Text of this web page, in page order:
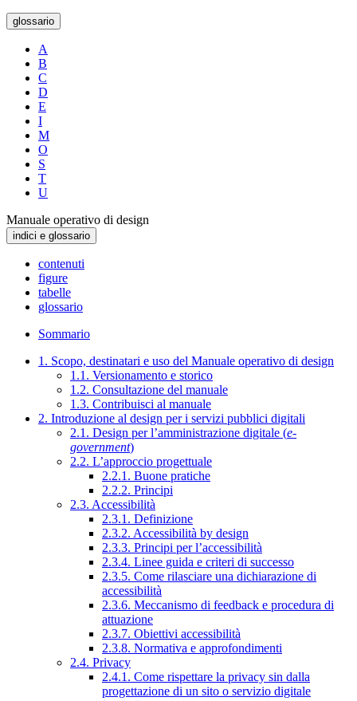
glossario
A
B
C
D
E
I
M
O
S
T
U
Manuale operativo di design
indici e glossario
contenuti
figure
tabelle
glossario
Sommario
1. Scopo, destinatari e uso del Manuale operativo di design
1.1. Versionamento e storico
1.2. Consultazione del manuale
1.3. Contribuisci al manuale
2. Introduzione al design per i servizi pubblici digitali
2.1. Design per l’amministrazione digitale (e-
government)
2.2. L’approccio progettuale
2.2.1. Buone pratiche
2.2.2. Principi
2.3. Accessibilità
2.3.1. Definizione
2.3.2. Accessibilità by design
2.3.3. Principi per l’accessibilità
2.3.4. Linee guida e criteri di successo
2.3.5. Come rilasciare una dichiarazione di
accessibilità
2.3.6. Meccanismo di feedback e procedura di
attuazione
2.3.7. Obiettivi accessibilità
2.3.8. Normativa e approfondimenti
2.4. Privacy
2.4.1. Come rispettare la privacy sin dalla
progettazione di un sito o servizio digitale